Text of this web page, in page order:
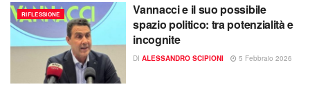
RIFLESSIONE
Vannacci e il suo possibile
spazio politico: tra potenzialità e
incognite
DI ALESSANDRO SCIPIONI 5 Febbraio 2026